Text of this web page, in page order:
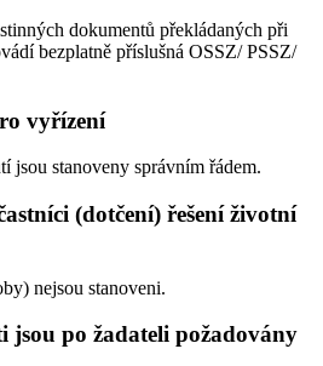
dokumentů překládaných při
bezplatně příslušná OSSZ/ PSSZ/
vyřízení
jsou stanoveny správním řádem.
(dotčení) řešení životní
nejsou stanoveni.
jsou po žadateli požadovány